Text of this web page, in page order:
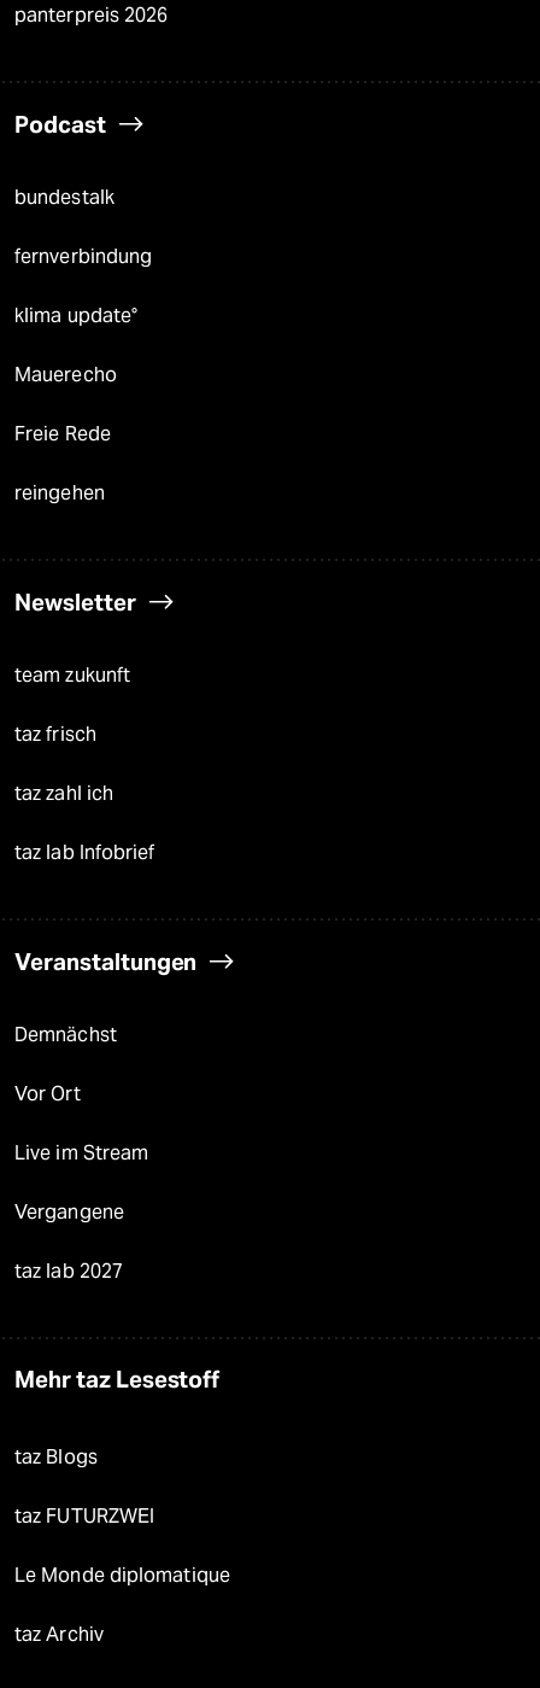
panterpreis 2026
Podcast
bundestalk
fernverbindung
klima update°
Mauerecho
Freie Rede
reingehen
Newsletter
team zukunft
taz frisch
taz zahl ich
taz lab Infobrief
Veranstaltungen
Demnächst
Vor Ort
Live im Stream
Vergangene
taz lab 2027
Mehr taz Lesestoff
taz Blogs
taz FUTURZWEI
Le Monde diplomatique
taz Archiv